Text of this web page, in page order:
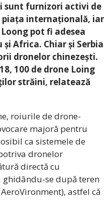
sunt furnizori activi de
internațională, iar
pot fi adesea
Africa. Chiar și Serbia
dronelor chinezești.
100 de drone Loing
străini, relatează
roiurile de drone-
majoră pentru
ca sistemele de
dronelor
directă cu
se după teren
astfel că